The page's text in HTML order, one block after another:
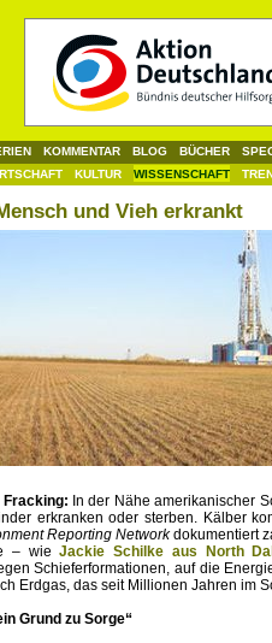
KULTUR WISSENSCHAFT
KOMMENTAR BLOG BÜCHER
und Vieh erkrankt
In der Nähe amerikanischer
erkranken oder sterben. Kälber
Reporting Networkdokumentiert
– wieJackie Schilke aus North
Schieferformationen, auf die
Erdgas, das seit Millionen Jahren im
Grund zu Sorge“